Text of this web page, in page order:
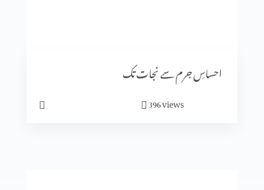
ایمان میں کیسے آگے بڑھیں؟
احساسِ جرم سے نجات تک
396views